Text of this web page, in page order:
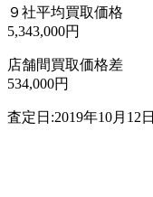
９社平均買取価格
5,343,000円
店舗間買取価格差
534,000円
査定日:2019年10月12日